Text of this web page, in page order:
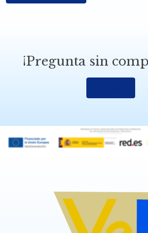
¡Pregunta sin